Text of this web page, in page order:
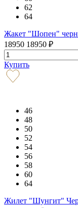
62
64
Жакет "Шопен"
18950 18950 ₽
Купить
46
48
50
52
54
56
58
60
64
Жилет "Шунгит"